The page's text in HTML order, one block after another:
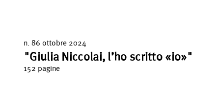
n. 86 ottobre 2024
"Giulia Niccolai, l’ho scritto «io»"
152 pagine